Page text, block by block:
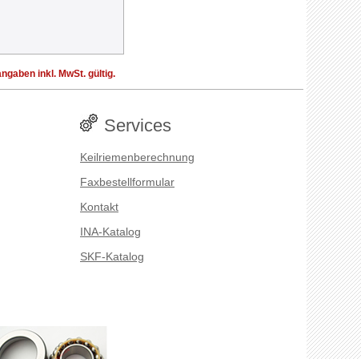
inkl. MwSt. gültig.
Services
Keilriemenberechnung
Faxbestellformular
Kontakt
INA-Katalog
SKF-Katalog